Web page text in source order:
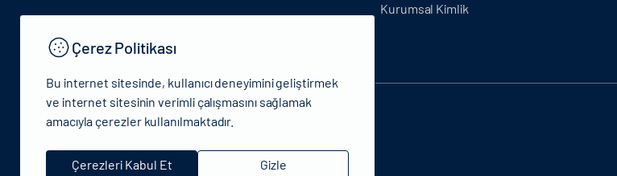
Kurumsal Kimlik
© 2024 T.C.Kültür ve Turizm Bakanlığı - Tüm hakları saklıdır.
Çerez Politikası
Bu internet sitesinde, kullanıcı deneyimini geliştirmek
ve internet sitesinin verimli çalışmasını sağlamak
amacıyla çerezler kullanılmaktadır.
Çerezleri Kabul Et Gizle